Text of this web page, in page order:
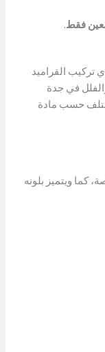
فقط.
تركيب القراميد
في جدة
حسب مادة
كما ويتميز بلونه